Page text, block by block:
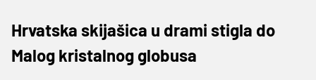
Hrvatska skijašica u drami stigla do
Malog kristalnog globusa